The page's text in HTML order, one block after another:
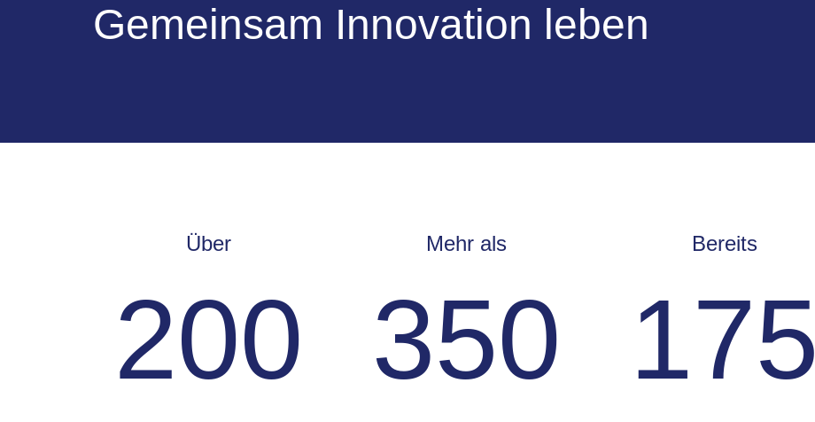
Gemeinsam Innovation leben
Über
200
Mehr als
350
Bereits
175